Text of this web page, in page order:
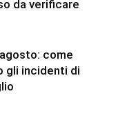
da verificare
come
gli incidenti di